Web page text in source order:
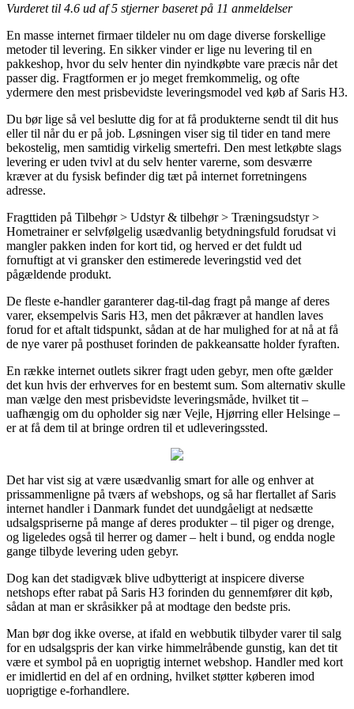
Vurderet til 4.6 ud af 5 stjerner baseret på 11 anmeldelser
En masse internet firmaer tildeler nu om dage diverse forskellige
metoder til levering. En sikker vinder er lige nu levering til en
pakkeshop, hvor du selv henter din nyindkøbte vare præcis når det
passer dig. Fragtformen er jo meget fremkommelig, og ofte
ydermere den mest prisbevidste leveringsmodel ved køb af Saris H3.
Du bør lige så vel beslutte dig for at få produkterne sendt til dit hus
eller til når du er på job. Løsningen viser sig til tider en tand mere
bekostelig, men samtidig virkelig smertefri. Den mest letkøbte slags
levering er uden tvivl at du selv henter varerne, som desværre
kræver at du fysisk befinder dig tæt på internet forretningens
adresse.
Fragttiden på Tilbehør > Udstyr & tilbehør > Træningsudstyr >
Hometrainer er selvfølgelig usædvanlig betydningsfuld forudsat vi
mangler pakken inden for kort tid, og herved er det fuldt ud
fornuftigt at vi gransker den estimerede leveringstid ved det
pågældende produkt.
De fleste e-handler garanterer dag-til-dag fragt på mange af deres
varer, eksempelvis Saris H3, men det påkræver at handlen laves
forud for et aftalt tidspunkt, sådan at de har mulighed for at nå at få
de nye varer på posthuset forinden de pakkeansatte holder fyraften.
En række internet outlets sikrer fragt uden gebyr, men ofte gælder
det kun hvis der erhverves for en bestemt sum. Som alternativ skulle
man vælge den mest prisbevidste leveringsmåde, hvilket tit –
uafhængig om du opholder sig nær Vejle, Hjørring eller Helsinge –
er at få dem til at bringe ordren til et udleveringssted.
Det har vist sig at være usædvanlig smart for alle og enhver at
prissammenligne på tværs af webshops, og så har flertallet af Saris
internet handler i Danmark fundet det uundgåeligt at nedsætte
udsalgspriserne på mange af deres produkter – til piger og drenge,
og ligeledes også til herrer og damer – helt i bund, og endda nogle
gange tilbyde levering uden gebyr.
Dog kan det stadigvæk blive udbytterigt at inspicere diverse
netshops efter rabat på Saris H3 forinden du gennemfører dit køb,
sådan at man er skråsikker på at modtage den bedste pris.
Man bør dog ikke overse, at ifald en webbutik tilbyder varer til salg
for en udsalgspris der kan virke himmelråbende gunstig, kan det tit
være et symbol på en uoprigtig internet webshop. Handler med kort
er imidlertid en del af en ordning, hvilket støtter køberen imod
uoprigtige e-forhandlere.